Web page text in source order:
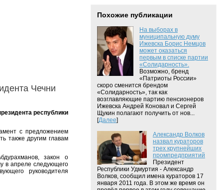
Чечни
республики
с предложением
также другим главам
закон о
в апреле следующего
руководителя
Похожие публикации
На выборах в
муниципальную думу
Ижевска Борис Немцов
может оказаться
первым в списке партии
«Солидарность».
Возможно, бренд
«Патриоты России»
скоро сменится брендом
«Солидарность», так как
возглавляющие партию пенсионеров
Ижевска Андрей Коновал и Сергей
Щукин полагают получить от нов...
[Далее]
Александр Волков
назвал кураторов
трех крупнейших
промпредприятий
Президент
Республики Удмуртия - Александр
Волков, сообщил имена кураторов 17
января 2011 года. В этом же время он